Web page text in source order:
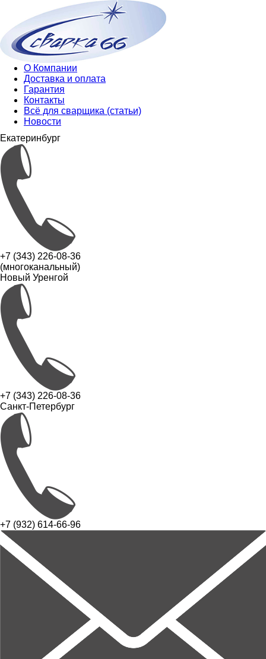
О Компании
Доставка и оплата
Гарантия
Контакты
Всё для сварщика (статьи)
Новости
Екатеринбург
+7 (343) 226-08-36
(многоканальный)
Новый Уренгой
+7 (343) 226-08-36
Санкт-Петербург
+7 (932) 614-66-96